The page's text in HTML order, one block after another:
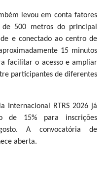
levou em conta fatores
de 500 metros do principal
e conectado ao centro de
15 minutos
facilitar o acesso e ampliar
participantes de diferentes
Internacional RTRS 2026 já
de 15% para inscrições
A convocatória de
aberta.